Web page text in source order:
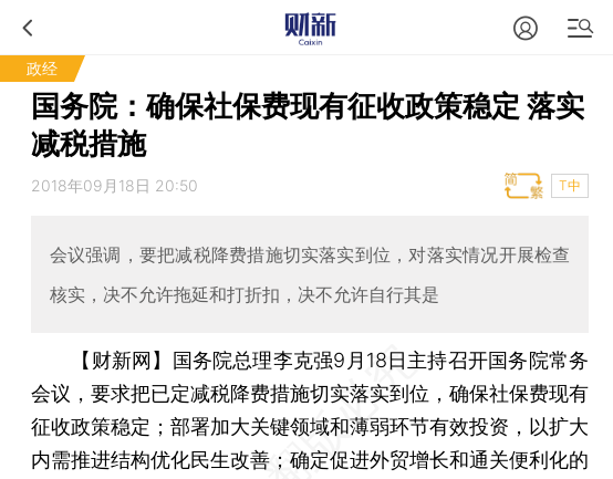
政经
国务院：确保社保费现有征收政策稳定 落实
减税措施
2018年09月18日 20:50 T中
会议强调，要把减税降费措施切实落实到位，对落实情况开展检查
核实，决不允许拖延和打折扣，决不允许自行其是
【财新网】 国务院总理李克强9月18日主持召开国务院常务
会议，要求把已定减税降费措施切实落实到位，确保社保费现有
征收政策稳定；部署加大关键领域和薄弱环节有效投资，以扩大
内需推进结构优化民生改善；确定促进外贸增长和通关便利化的